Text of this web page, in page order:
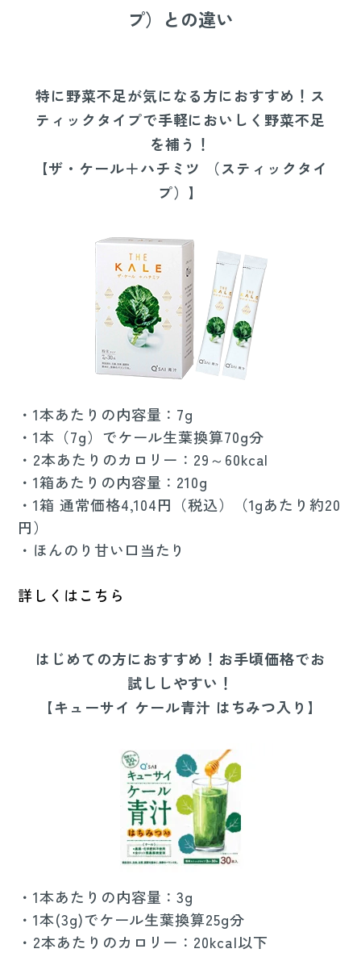
プ）との違い
特に野菜不足が気になる方におすすめ！ス
ティックタイプで手軽においしく野菜不足
を補う！
【ザ・ケール＋ハチミツ （スティックタイ
プ）】
・1本あたりの内容量：7g
・1本（7g）でケール生葉換算70g分
・2本あたりのカロリー：29～60kcal
・1箱あたりの内容量：210g
・1箱 通常価格4,104円（税込）（1gあたり約20
円）
・ほんのり甘い口当たり
詳しくはこちら
はじめての方におすすめ！お手頃価格でお
試ししやすい！
【キューサイ ケール青汁 はちみつ入り】
・1本あたりの内容量：3g
・1本(3g)でケール生葉換算25g分
・2本あたりのカロリー：20kcal以下